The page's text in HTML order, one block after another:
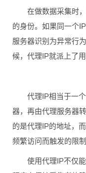
在做数据采集时
的身份。如果同一个
服务器识别为异常行
候，代理IP就派上了用
代理IP相当于一
器，再由代理服务器
的是代理IP的地址，
频繁访问而触发的限制
使用代理IP不仅